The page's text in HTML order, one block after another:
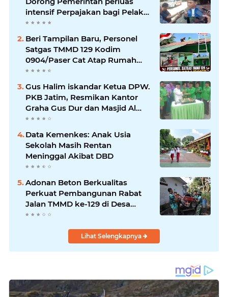
intensif Perpajakan bagi Pelaku
Usaha UMKM.
Beri Tampilan Baru, Personel
Satgas TMMD 129 Kodim
0904/Paser Cat Atap Rumah
Marbot
Gus Halim iskandar Ketua DPW.
PKB Jatim, Resmikan Kantor
Graha Gus Dur dan Masjid Al
Iskandariyah, dorong Jadi Pusat
Pelayanan Warga dan Dakwah
Umat.
Data Kemenkes: Anak Usia
Sekolah Masih Rentan
Meninggal Akibat DBD
Adonan Beton Berkualitas
Perkuat Pembangunan Rabat
Jalan TMMD ke-129 di Desa
Ledoktempuro
Lihat Selengkapnya